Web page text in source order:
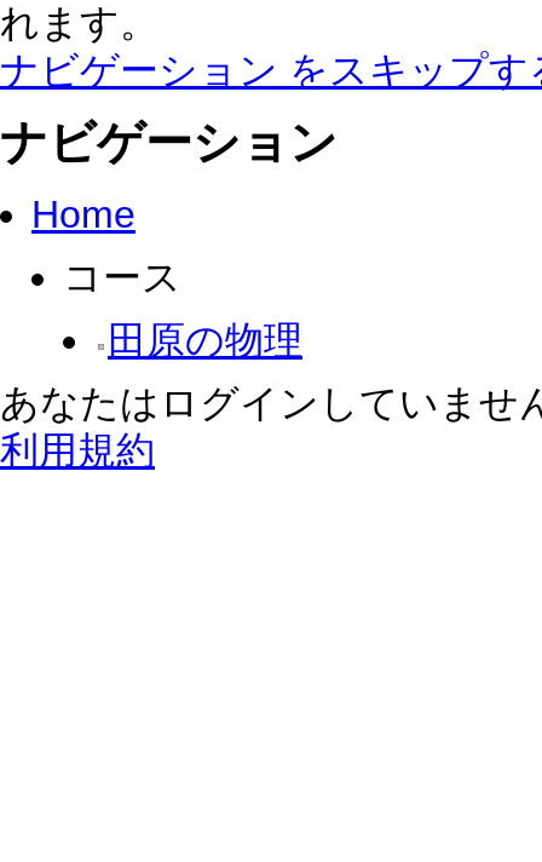
れます。
ナビゲーション をスキップす
ナビゲーション
Home
コース
田原の物理
あなたはログインしていませ
利用規約